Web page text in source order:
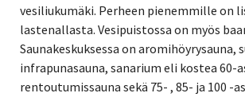
vesiliukumäki. Perheen pienemmille on
lastenallasta. Vesipuistossa on myös
Saunakeskuksessa on aromihöyrysauna,
infrapunasauna, sanarium eli kostea 60-
rentoutumissauna sekä 75- , 85- ja 100 -